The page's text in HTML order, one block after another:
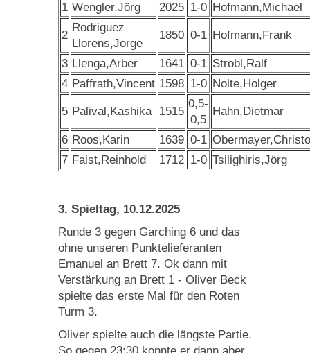
1 Wengler,Jörg 2025 1-0 Hofmann,Michael
2
Rodriguez
Llorens,Jorge
1850 0-1 Hofmann,Frank
3 Llenga,Arber 1641 0-1 Strobl,Ralf
4 Paffrath,Vincent 1598 1-0 Nolte,Holger
5 Palival,Kashika 1515
0,5-
0,5
Hahn,Dietmar
6 Roos,Karin 1639 0-1
7 Faist,Reinhold 1712 1-0 Tsilighiris,Jörg
3. Spieltag, 10.12.2025
Runde 3 gegen Garching 6 und das
ohne unseren Punktelieferanten
Emanuel an Brett 7. Ok dann mit
Verstärkung an Brett 1 - Oliver Beck
spielte das erste Mal für den Roten
Turm 3.
Oliver spielte auch die längste Partie.